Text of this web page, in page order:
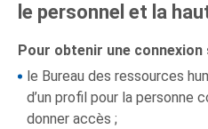
le personnel et la
Pour obtenir une connexion
le Bureau des ressources
d’un profil pour la personne
donner accès ;